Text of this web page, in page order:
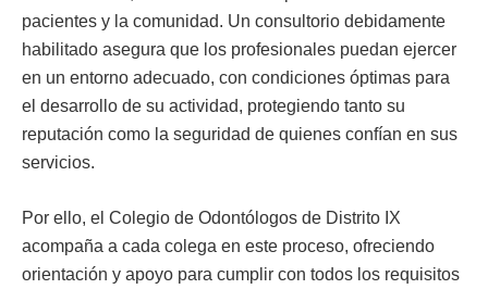
pacientes y la comunidad. Un consultorio debidamente
habilitado asegura que los profesionales puedan ejercer
en un entorno adecuado, con condiciones óptimas para
el desarrollo de su actividad, protegiendo tanto su
reputación como la seguridad de quienes confían en sus
servicios.
Por ello, el Colegio de Odontólogos de Distrito IX
acompaña a cada colega en este proceso, ofreciendo
orientación y apoyo para cumplir con todos los requisitos